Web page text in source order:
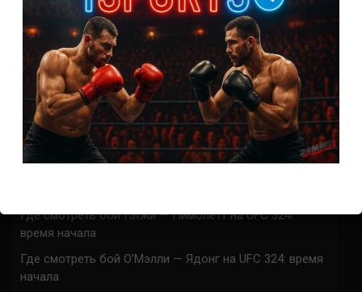
СВЕЖИЕ ЗАПИСИ
ACA 200 прямая трансляция
Марафон боев UFC 325 прямая трансляция
UFC 324 прямая трансляция
Где смотреть бой Гэтжи — Пимблетт на UFC 324:
время начала
Где смотреть бой О’Мэлли — Ядонг на UFC 324: время
начала